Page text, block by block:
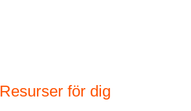
Resurser för dig